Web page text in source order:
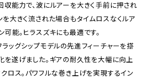
収能力で、波にルアーを大きく手前に押され
を大きく流された場合もタイムロスなくルア
可能。ヒラスズキにも最適です。
ッグシップモデルの先進フィーチャーを搭
を遂げました。ギアの耐久性を大幅に向上
クロス。パワフルな巻き上げを実現するイン